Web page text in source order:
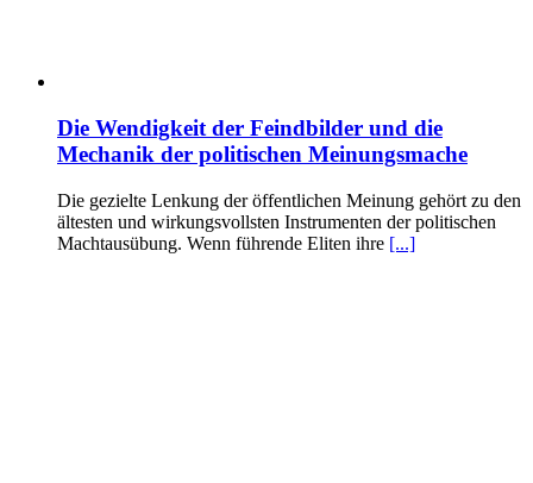
Die Wendigkeit der Feindbilder und die
Mechanik der politischen Meinungsmache
Die gezielte Lenkung der öffentlichen Meinung gehört zu den
ältesten und wirkungsvollsten Instrumenten der politischen
Machtausübung. Wenn führende Eliten ihre [...]